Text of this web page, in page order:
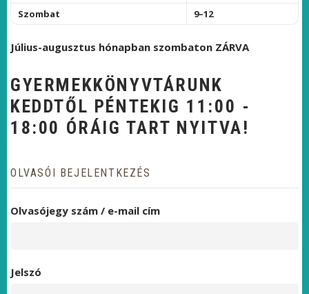
Szombat
9–12
Július-augusztus hónapban szombaton ZÁRVA
GYERMEKKÖNYVTÁRUNK
KEDDTŐL PÉNTEKIG 11:00 -
18:00 ÓRÁIG TART NYITVA!
OLVASÓI BEJELENTKEZÉS
Olvasójegy szám / e-mail cím
Jelszó